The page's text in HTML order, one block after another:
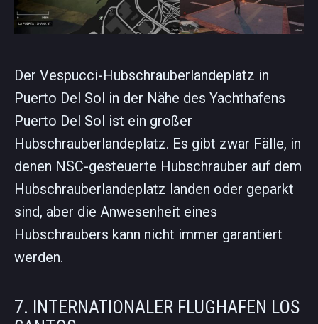
Der Vespucci-Hubschrauberlandeplatz in
Puerto Del Sol in der Nähe des Yachthafens
Puerto Del Sol ist ein großer
Hubschrauberlandeplatz. Es gibt zwar Fälle, in
denen NSC-gesteuerte Hubschrauber auf dem
Hubschrauberlandeplatz landen oder geparkt
sind, aber die Anwesenheit eines
Hubschraubers kann nicht immer garantiert
werden.
7. INTERNATIONALER FLUGHAFEN LOS